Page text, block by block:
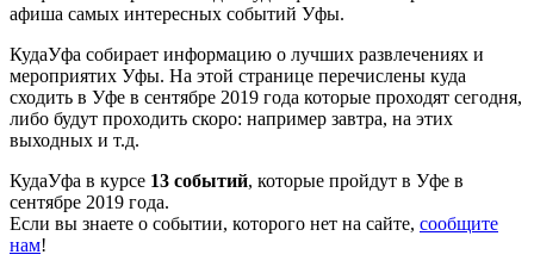
афиша самых интересных событий Уфы.
КудаУфа собирает информацию о лучших развлечениях и
мероприятих Уфы. На этой странице перечислены куда
сходить в Уфе в сентябре 2019 года которые проходят сегодня,
либо будут проходить скоро: например завтра, на этих
выходных и т.д.
КудаУфа в курсе 13 событий, которые пройдут в Уфе в
сентябре 2019 года.
Если вы знаете о событии, которого нет на сайте, сообщите
нам!